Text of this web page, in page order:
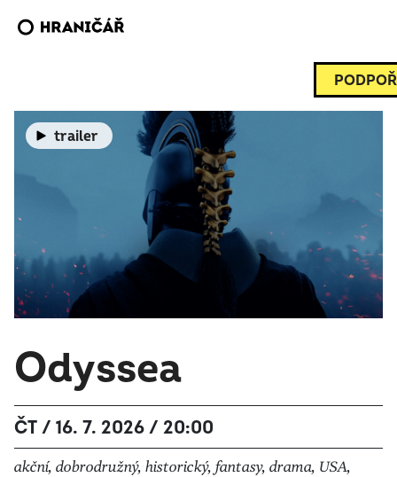
trailer
Odyssea
ČT / 16. 7. 2026 / 20:00
akční, dobrodružný, historický, fantasy, drama, USA,